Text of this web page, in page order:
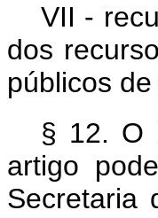
VII -
dos
públicos
§ 12. O
artigo
Secretaria